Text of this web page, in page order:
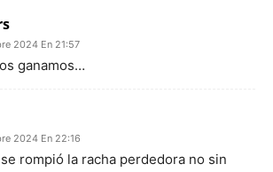
2024 En 21:57
ganamos…
2024 En 22:16
rompió la racha perdedora no sin